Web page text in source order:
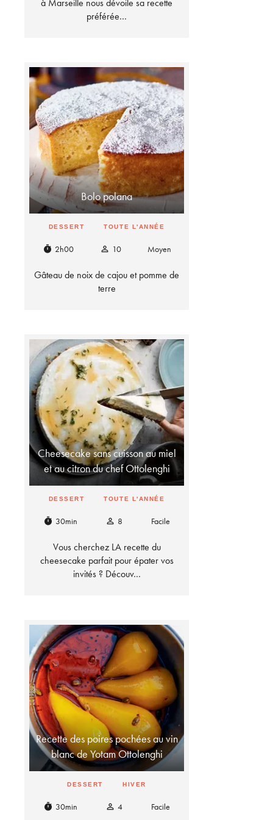
à Marseille nous dévoile sa recette
préférée…
Bolo polana
DESSERT TOUTE L'ANNÉE
timer 2h00 person_outline 10 Moyen
Gâteau de noix de cajou et pomme de
terre
Cheesecake sans cuisson au miel
et au citron du chef Ottolenghi
DESSERT TOUTE L'ANNÉE
timer 30min person_outline 8 Facile
Vous cherchez LA recette du
cheesecake parfait pour épater vos
invités ? Découv…
Recette des poires pochées au vin
blanc de Yotam Ottolenghi
DESSERT HIVER
timer 30min person_outline 4 Facile